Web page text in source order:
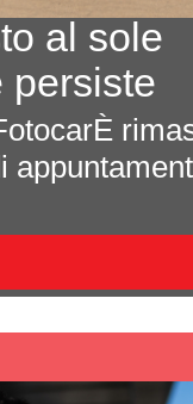
al sole
persiste